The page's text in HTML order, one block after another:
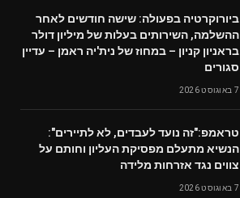
ביורוקרטיה בפעולה: שישה חודשים לאחר
ההשלמה, השירותים בעלות של מיליון דולר
בראניון קניון – במחוז של נית'יה ראמן – עדיין
סגורים
7 באוגוסט 2026
טראמפ:"זה נועד לעבדים, לא לתיירים":
הנשיא מתעלם מפסיקת העליון וחותם על
צווים נגד אזרחות מלידה
7 באוגוסט 2026